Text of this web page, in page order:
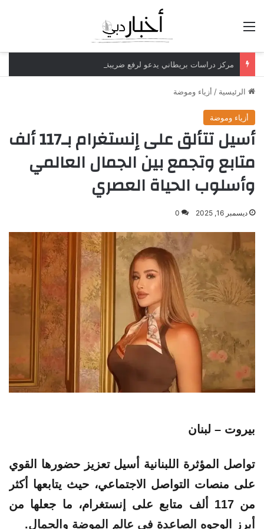
مركز دراسات بريطاني يدعو لرفع ضريبة الدخل إلى 52%
الرئيسية / أزياء وموضة
أزياء وموضة
أسيل تتألق على إنستغرام بـ117 ألف
متابع وتجمع بين الجمال العالمي
وأسلوب الحياة العصري
ديسمبر 16, 2025 0
بيروت – لبنان
تواصل المؤثرة اللبنانية أسيل تعزيز حضورها القوي
على منصات التواصل الاجتماعي، حيث يتابعها أكثر
من 117 ألف متابع على إنستغرام، ما جعلها من
أبرز الوجوه الصاعدة في عالم الموضة والجمال.